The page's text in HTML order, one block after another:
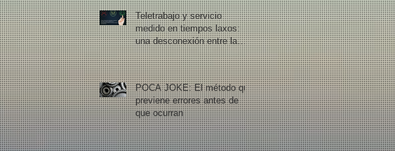
Teletrabajo y servicio
medido en tiempos laxos:
una desconexión entre la
organización y el mercado
POCA JOKE: El método que
previene errores antes de
que ocurran